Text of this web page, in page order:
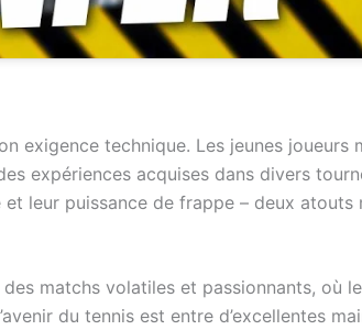
exigence technique. Les jeunes
expériences acquises dans divers
leur puissance de frappe – deux
matchs volatiles et passionnants, où
du tennis est entre d’excellentes